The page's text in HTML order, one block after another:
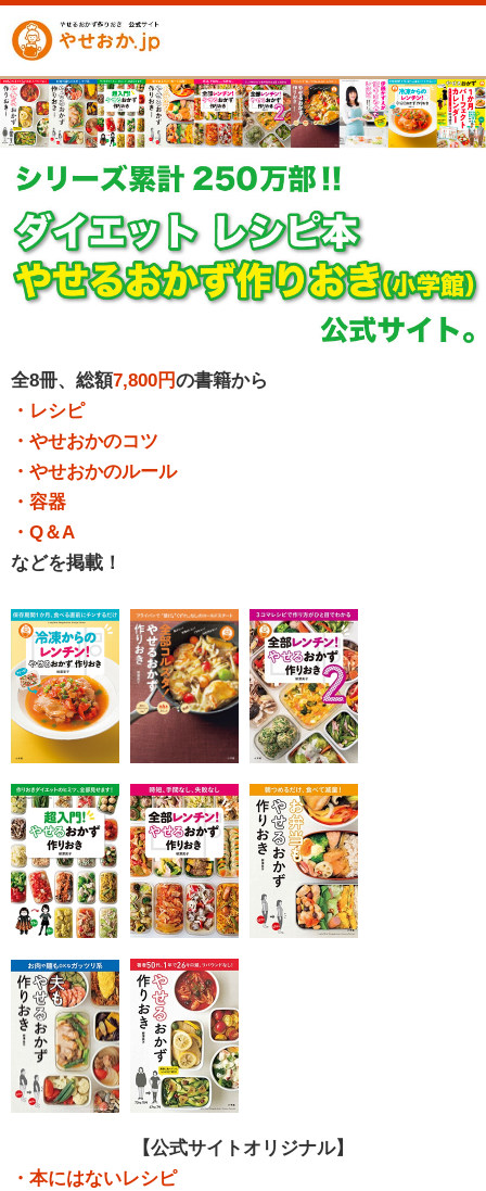
全8冊、総額7,800円の書籍から
・レシピ
・やせおかのコツ
・やせおかのルール
・容器
・Q＆A
などを掲載！
【公式サイトオリジナル】
・本にはないレシピ